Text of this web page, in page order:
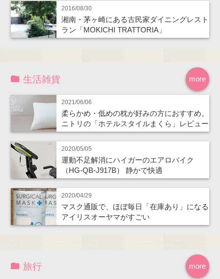
2016/08/30
湘南・茅ヶ崎にある古民家ダイニングレスト
ラン「MOKICHI TRATTORIA」
more
生活雑貨
2021/06/06
柔らかめ・低めの枕が好みの方におすすめ。
ニトリの「ホテルスタイルまくら」レビュー
2020/05/05
運動不足解消にハイガーのエアロバイク
（HG-QB-J917B） 静かで快適
2020/04/29
マスク通販で、ほぼ毎日「在庫あり」になる
アイリスオーヤマがすごい
more
旅行